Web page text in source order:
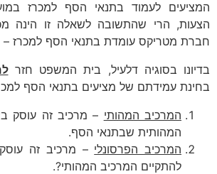
המציעים לעמוד בתנאי הסף למכרז
הצעות, הרי שהתשובה לשאלה זו הינה
חברת מטריקס עומדת בתנאי הסף למכרז –
בדיונו בסוגיה דלעיל, בית המשפט חזר
בחינת עמידתם של מציעים בתנאי הסף
המרכיב המהותי – מרכיב זה עוסק
המהותית שבתנאי הסף.
המרכיב הפרסונלי – מרכיב זה
להתקיים המרכיב המהותי?.